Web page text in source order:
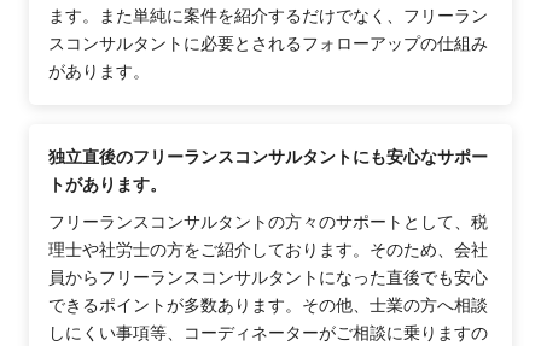
ます。また単純に案件を紹介するだけでなく、フリーラン
スコンサルタントに必要とされるフォローアップの仕組み
があります。
独立直後のフリーランスコンサルタントにも安心なサポー
トがあります。
フリーランスコンサルタントの方々のサポートとして、税
理士や社労士の方をご紹介しております。そのため、会社
員からフリーランスコンサルタントになった直後でも安心
できるポイントが多数あります。その他、士業の方へ相談
しにくい事項等、コーディネーターがご相談に乗りますの